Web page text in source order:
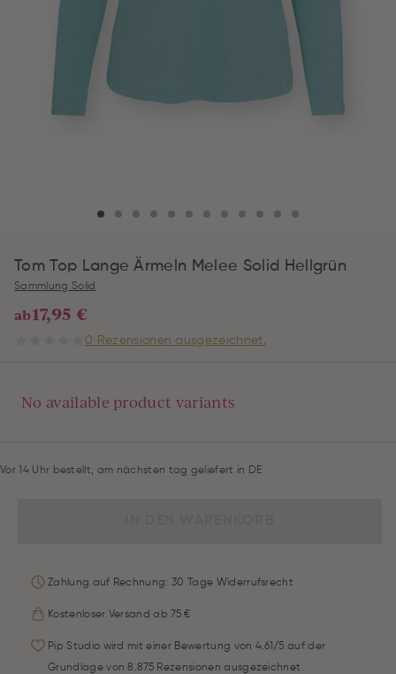
Tom Top Lange Ärmeln Melee Solid Hellgrün
Sammlung Solid
ab17,95 €
0 Rezensionen ausgezeichnet.
No available product variants
Vor 14 Uhr bestellt, am nächsten tag geliefert in DE
Zahlung auf Rechnung: 30 Tage Widerrufsrecht
Kostenloser Versand ab 75 €
Pip Studio wird mit einer Bewertung von 4.61/5 auf der
Grundlage von 8.875 Rezensionen ausgezeichnet